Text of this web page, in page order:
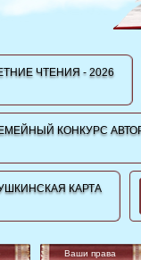
ЧТЕНИЯ - 2026
КОНКУРС
КАРТА
Ваши права